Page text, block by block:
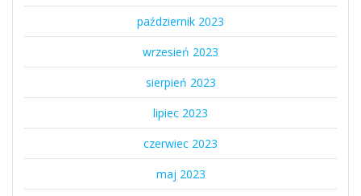
październik 2023
wrzesień 2023
sierpień 2023
lipiec 2023
czerwiec 2023
maj 2023